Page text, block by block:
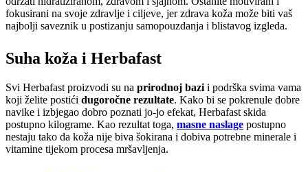
fokusirani na svoje zdravlje i ciljeve, jer zdrava koža može biti vaš
najbolji saveznik u postizanju samopouzdanja i blistavog izgleda.
Suha koža i Herbafast
Svi Herbafast proizvodi su na prirodnoj bazi i podrška svima vama
koji želite postići dugoročne rezultate. Kako bi se pokrenule dobre
navike i izbjegao dobro poznati jo-jo efekat, Herbafast skida
postupno kilograme. Kao rezultat toga, masne naslage postupno
nestaju tako da koža nije biva šokirana i dobiva potrebne minerale i
vitamine tijekom procesa mršavljenja.